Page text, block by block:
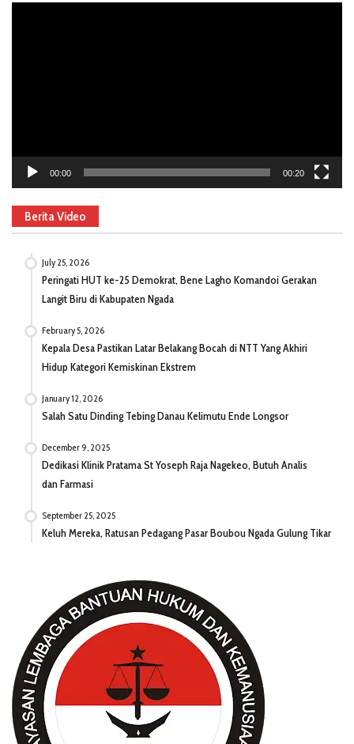
00:00 00:20
Berita Video
July 25, 2026
Peringati HUT ke-25 Demokrat, Bene Lagho Komandoi Gerakan
Langit Biru di Kabupaten Ngada
February 5, 2026
Kepala Desa Pastikan Latar Belakang Bocah di NTT Yang Akhiri
Hidup Kategori Kemiskinan Ekstrem
January 12, 2026
Salah Satu Dinding Tebing Danau Kelimutu Ende Longsor
December 9, 2025
Dedikasi Klinik Pratama St Yoseph Raja Nagekeo, Butuh Analis
dan Farmasi
September 25, 2025
Keluh Mereka, Ratusan Pedagang Pasar Boubou Ngada Gulung Tikar